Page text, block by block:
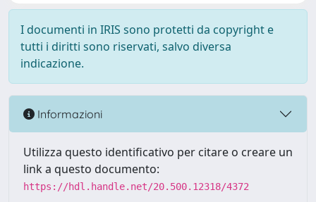
I documenti in IRIS sono protetti da copyright e
tutti i diritti sono riservati, salvo diversa
indicazione.
Informazioni
Utilizza questo identificativo per citare o creare un
link a questo documento:
https://hdl.handle.net/20.500.12318/4372